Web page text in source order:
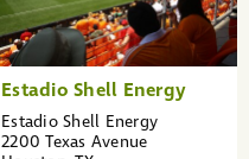
Estadio Shell Energy
Estadio Shell Energy
2200 Texas Avenue